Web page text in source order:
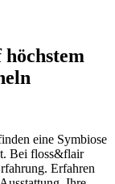
eine Symbiose
Bei floss&flair
Erfahren